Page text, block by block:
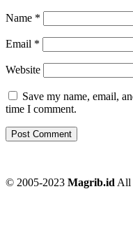
Name *
Email *
Website
Save my name, email,
time I comment.
© 2005-2023 Magrib.id All